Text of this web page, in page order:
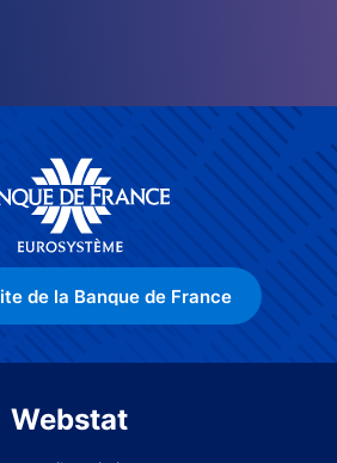
de la Banque de France
Webstat